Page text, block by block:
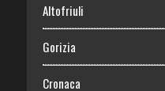
Altofriuli
Gorizia
Cronaca